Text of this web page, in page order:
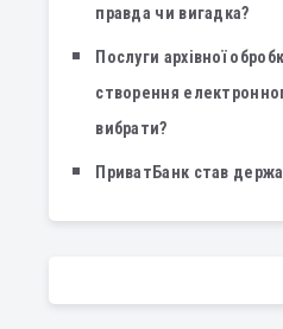
правда чи вигадка?
Послуги архівної
створення
вибрати?
ПриватБанк став